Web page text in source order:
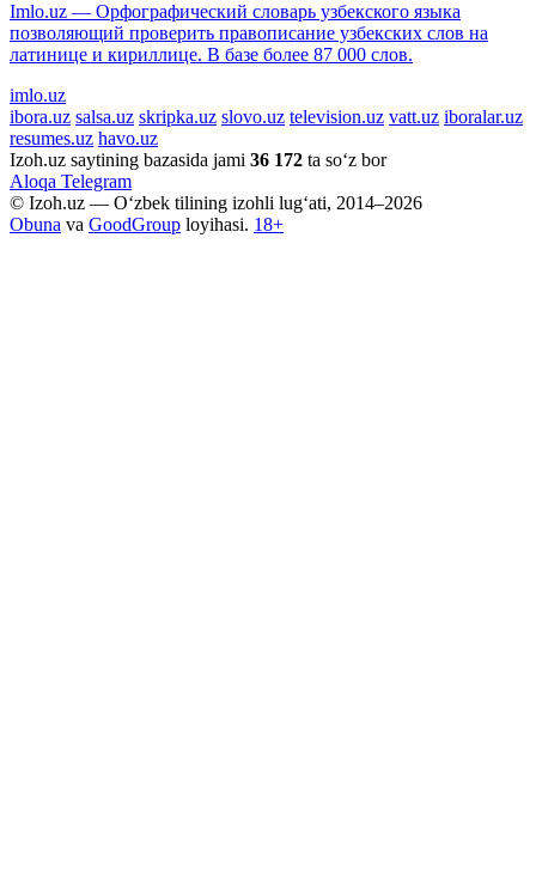
Imlo.uz — Орфографический словарь узбекского языка
позволяющий проверить правописание узбекских слов на
латинице и кириллице. В базе более 87 000 слов.
imlo.uz
ibora.uz salsa.uz skripka.uz slovo.uz television.uz vatt.uz iboralar.uz
resumes.uz havo.uz
Izoh.uz saytining bazasida jami 36 172 ta so‘z bor
Aloqa Telegram
© Izoh.uz — O‘zbek tilining izohli lug‘ati, 2014–2026
Obuna va GoodGroup loyihasi. 18+